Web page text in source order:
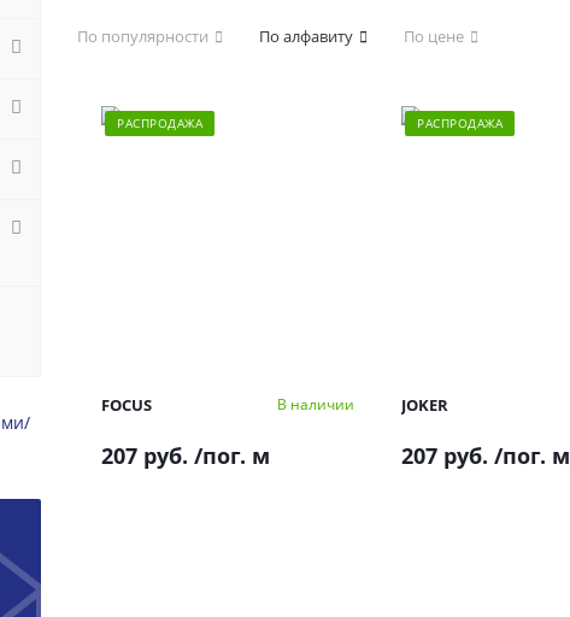
По популярности По алфавиту По цене
РАСПРОДАЖА
FOCUS В наличии
207 руб. /пог. м
РАСПРОДАЖА
JOKER
207 руб. /пог. м